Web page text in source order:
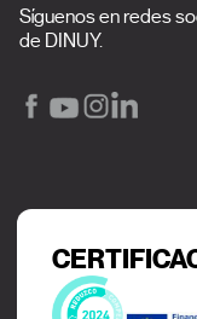
Síguenos en redes
de DINUY.